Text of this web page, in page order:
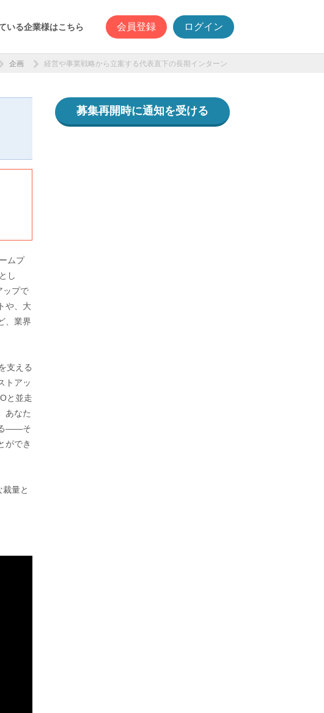
いる企業様はこちら 会員登録 ログイン
企画 経営や事業戦略から立案する代表直下の長期インターン
ムプ
し
ップで
や、大
、業界
支える
トアッ
と並走
あなた
る——そ
ができ
量と
募集再開時に通知を受ける